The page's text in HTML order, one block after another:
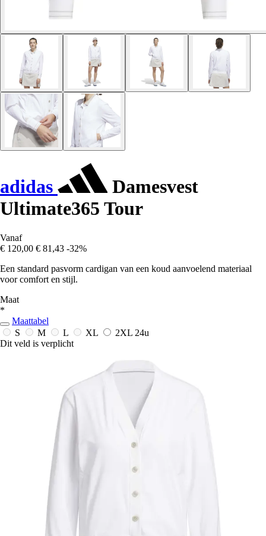
adidas
Damesvest
Ultimate365 Tour
Vanaf
€ 120,00 € 81,43 -32%
Een standard pasvorm cardigan van een koud aanvoelend materiaal
voor comfort en stijl.
Maat
*
Maattabel
S
M L XL 2XL 24u
Dit veld is verplicht